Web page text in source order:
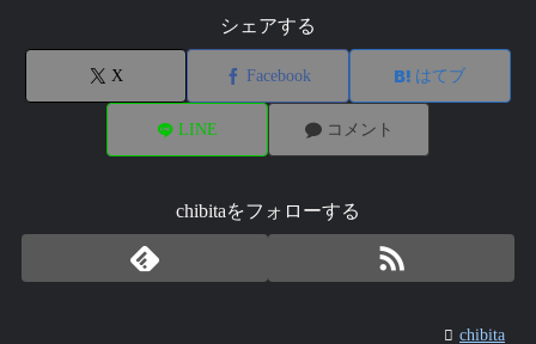
シェアする
X Facebook はてブ
LINE コメント
chibitaをフォローする
chibita